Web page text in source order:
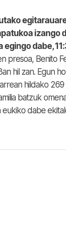
izango
egingo dabe,
presoa, Benito
hil zan. Egun
hildako
batzuk
dabe